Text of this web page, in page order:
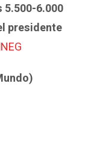
6.000
presidente